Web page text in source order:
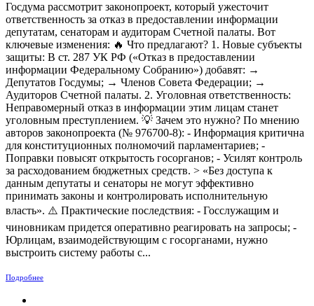
Госдума рассмотрит законопроект, который ужесточит
ответственность за отказ в предоставлении информации
депутатам, сенаторам и аудиторам Счетной палаты. Вот
ключевые изменения: 🔥 Что предлагают? 1. Новые субъекты
защиты: В ст. 287 УК РФ («Отказ в предоставлении
информации Федеральному Собранию») добавят: →
Депутатов Госдумы; → Членов Совета Федерации; →
Аудиторов Счетной палаты. 2. Уголовная ответственность:
Неправомерный отказ в информации этим лицам станет
уголовным преступлением. 💡 Зачем это нужно? По мнению
авторов законопроекта (№ 976700-8): - Информация критична
для конституционных полномочий парламентариев; -
Поправки повысят открытость госорганов; - Усилят контроль
за расходованием бюджетных средств. > «Без доступа к
данным депутаты и сенаторы не могут эффективно
принимать законы и контролировать исполнительную
власть». ⚠️ Практические последствия: - Госслужащим и
чиновникам придется оперативно реагировать на запросы; -
Юрлицам, взаимодействующим с госорганами, нужно
выстроить систему работы с...
Подробнее